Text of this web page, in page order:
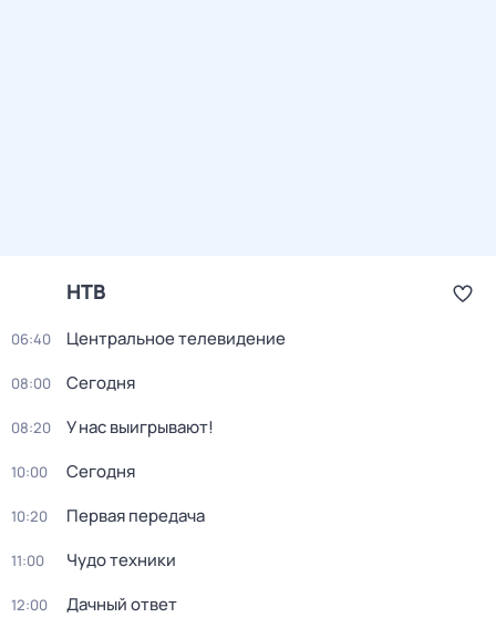
НТВ
06:40 Центральное телевидение
08:00 Сегодня
08:20 У нас выигрывают!
10:00 Сегодня
10:20 Первая передача
11:00 Чудо техники
12:00 Дачный ответ